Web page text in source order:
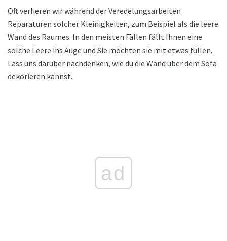
Oft verlieren wir während der Veredelungsarbeiten
Reparaturen solcher Kleinigkeiten, zum Beispiel als die leere
Wand des Raumes. In den meisten Fällen fällt Ihnen eine
solche Leere ins Auge und Sie möchten sie mit etwas füllen.
Lass uns darüber nachdenken, wie du die Wand über dem Sofa
dekorieren kannst.
ad